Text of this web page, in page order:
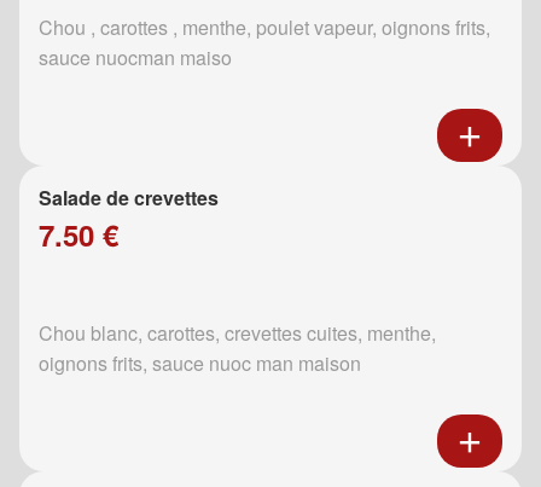
Chou , carottes , menthe, poulet vapeur, oignons frits,
sauce nuocman maiso
Salade de crevettes
7.50 €
Chou blanc, carottes, crevettes cuites, menthe,
oignons frits, sauce nuoc man maison